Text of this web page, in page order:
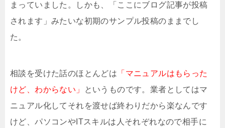
まっていました。しかも、「ここにブログ記事が投稿
されます」みたいな初期のサンプル投稿のままでし
た。
相談を受けた話のほとんどは 「マニュアルはもらった
けど、わからない」
というものです。業者としてはマ
ニュアル化してそれを渡せば終わりだから楽なんです
けど、パソコンやITスキルは人それぞれなので相手に